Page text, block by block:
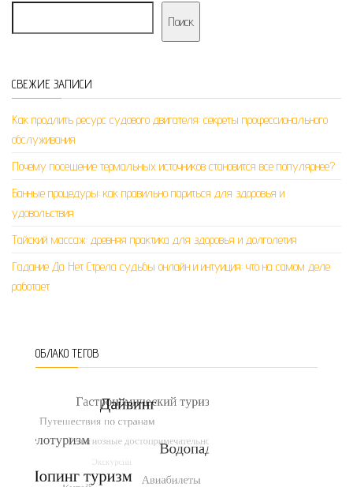
Поиск
СВЕЖИЕ ЗАПИСИ
Как продлить ресурс судового двигателя: секреты профессионального
обслуживания
Почему посещение термальных источников становится все популярнее?
Банные процедуры: как правильно париться для здоровья и
удовольствия
Тайский массаж: древняя практика для здоровья и долголетия
Гадание Да Нет Стрела судьбы онлайн и интуиция: что на самом деле
работает
ОБЛАКО ТЕГОВ